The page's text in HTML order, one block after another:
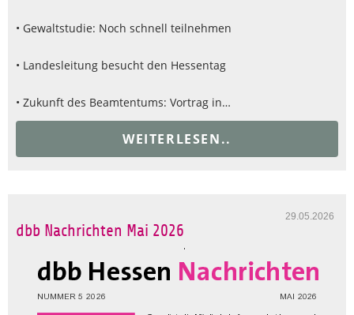
• Gewaltstudie: Noch schnell teilnehmen
• Landesleitung besucht den Hessentag
• Zukunft des Beamtentums: Vortrag in…
WEITERLESEN..
29.05.2026
dbb Nachrichten Mai 2026